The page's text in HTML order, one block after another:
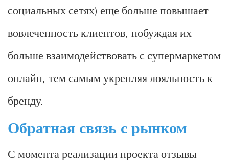
социальных сетях) еще больше повышает
вовлеченность клиентов, побуждая их
больше взаимодействовать с супермаркетом
онлайн, тем самым укрепляя лояльность к
бренду.
Обратная связь с рынком
С момента реализации проекта отзывы